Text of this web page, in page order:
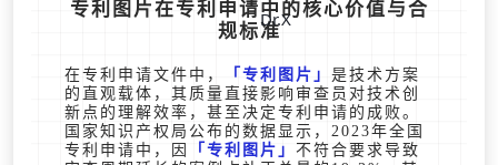
Dr.X
专利图片在专利申请中的核心价值与合
规标准
在专利申请文件中， 专利图片
是技术方案
的直观载体，其质量直接影响审查员对技术创
新点的理解效率，甚至决定专利申请的成败。
国家知识产权局公布的数据显示，2023年全国
专利申请中，因
专利图片
不符合要求导致